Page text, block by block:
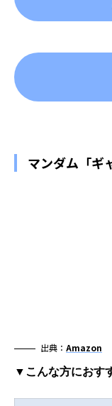
マンダム「ギ
出典： Amazon
▼こんな方におす